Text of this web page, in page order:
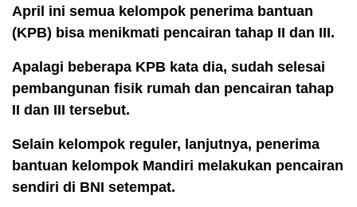
April ini semua kelompok penerima bantuan
(KPB) bisa menikmati pencairan tahap II dan III.
Apalagi beberapa KPB kata dia, sudah selesai
pembangunan fisik rumah dan pencairan tahap
II dan III tersebut.
Selain kelompok reguler, lanjutnya, penerima
bantuan kelompok Mandiri melakukan pencairan
sendiri di BNI setempat.